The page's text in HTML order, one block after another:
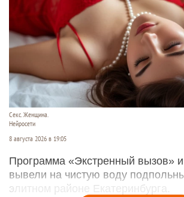
Секс. Женщина.
Нейросети
8 августа 2026 в 19:05
Программа «Экстренный вызов» и
вывели на чистую воду
элитном районе Екатеринбурга.